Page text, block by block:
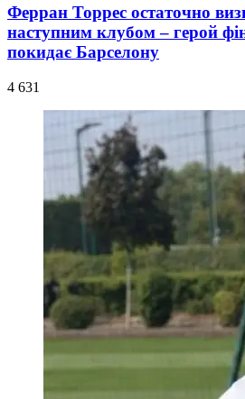
Ферран Торрес остаточно
наступним клубом – герой
покидає Барселону
4 631